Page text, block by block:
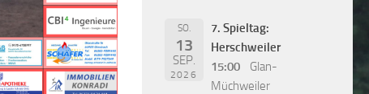
SO.
13
SEP.
2026
7. Spieltag:
Herschweiler
15:00
Glan-
Müchweiler